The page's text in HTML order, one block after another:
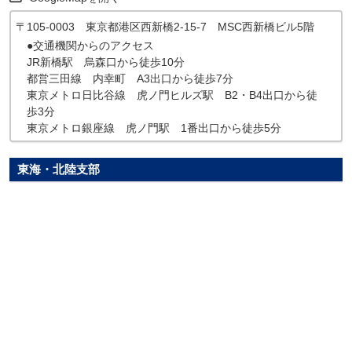
〒105-0003 東京都港区西新橋2-15-7 MSC西新橋ビル5階
●交通機関からのアクセス
JR新橋駅 烏森口から徒歩10分
都営三田線 内幸町 A3出口から徒歩7分
東京メトロ日比谷線 虎ノ門ヒルズ駅 B2・B4出口から徒
歩3分
東京メトロ銀座線 虎ノ門駅 1番出口から徒歩5分
東海・北陸支部